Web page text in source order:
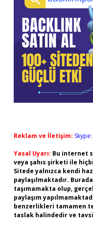
Reklam ve İletişim:
Yasal Uyarı: Bu internet
veya şahıs şirketi ile
Sitede yalnızca kendi
paylaşılmaktadır.
taşımamakta olup,
paylaşım
benzerlikleri tamamen
taslak halindedir ve